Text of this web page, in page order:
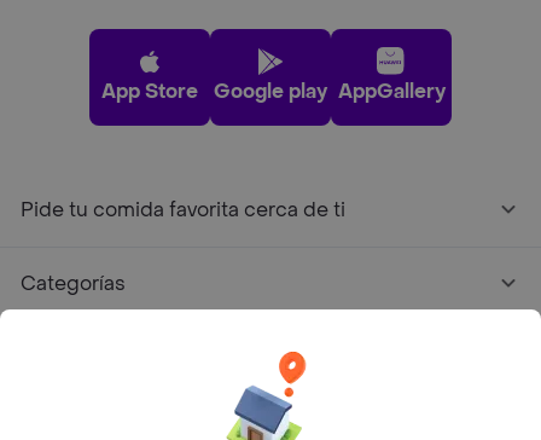
App Store Google play AppGallery
Pide tu comida favorita cerca de ti
Categorías